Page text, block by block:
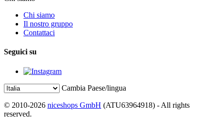
Chi siamo
Il nostro gruppo
Contattaci
Seguici su
Cambia Paese/lingua
© 2010-2026 niceshops GmbH (ATU63964918) - All rights
reserved.